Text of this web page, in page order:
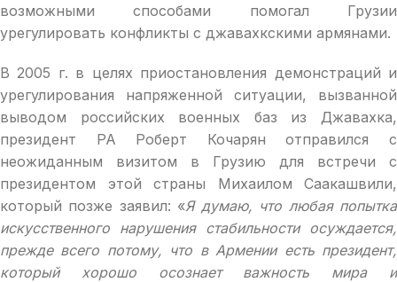
возможными способами помогал Грузии
урегулировать конфликты с джавахкскими армянами.
В 2005 г. в целях приостановления демонстраций и
урегулирования напряженной ситуации, вызванной
выводом российских военных баз из Джавахка,
президент РА Роберт Кочарян отправился с
неожиданным визитом в Грузию для встречи с
президентом этой страны Михаилом Саакашвили,
который позже заявил: «Я думаю, что любая попытка
искусственного нарушения стабильности осуждается,
прежде всего потому, что в Армении есть президент,
который хорошо осознает важность мира и